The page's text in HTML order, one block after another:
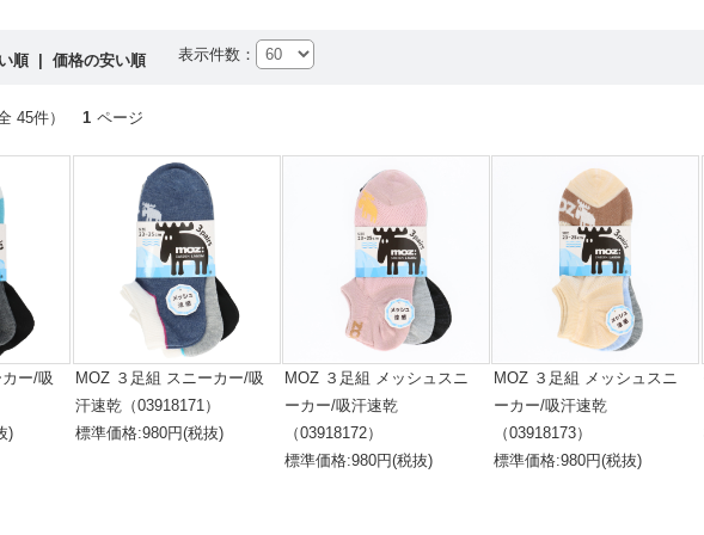
順 |価格の安い順 表示件数：
45件） 1 ページ
ー/吸
)
MOZ ３足組 スニーカー/吸
汗速乾（03918171）
標準価格:980円(税抜)
MOZ ３足組 メッシュスニ
ーカー/吸汗速乾
（03918172）
標準価格:980円(税抜)
MOZ ３足組 メッシュスニ
ーカー/吸汗速乾
（03918173）
標準価格:980円(税抜)